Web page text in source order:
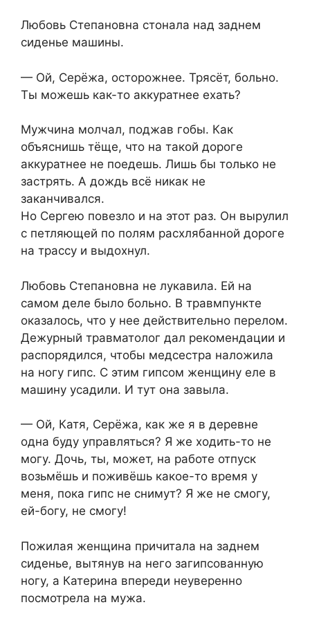
Любовь Степановна стонала над заднем
сиденье машины.
— Ой, Серёжа, осторожнее. Трясёт, больно.
Ты можешь как-то аккуратнее ехать?
Мужчина молчал, поджав гобы. Как
объяснишь тёще, что на такой дороге
аккуратнее не поедешь. Лишь бы только не
застрять. А дождь всё никак не
заканчивался.
Но Сергею повезло и на этот раз. Он вырулил
с петляющей по полям расхлябанной дороге
на трассу и выдохнул.
Любовь Степановна не лукавила. Ей на
самом деле было больно. В травмпункте
оказалось, что у нее действительно перелом.
Дежурный травматолог дал рекомендации и
распорядился, чтобы медсестра наложила
на ногу гипс. С этим гипсом женщину еле в
машину усадили. И тут она завыла.
— Ой, Катя, Серёжа, как же я в деревне
одна буду управляться? Я же ходить-то не
могу. Дочь, ты, может, на работе отпуск
возьмёшь и поживёшь какое-то время у
меня, пока гипс не снимут? Я же не смогу,
ей-богу, не смогу!
Пожилая женщина причитала на заднем
сиденье, вытянув на него загипсованную
ногу, а Катерина впереди неуверенно
посмотрела на мужа.